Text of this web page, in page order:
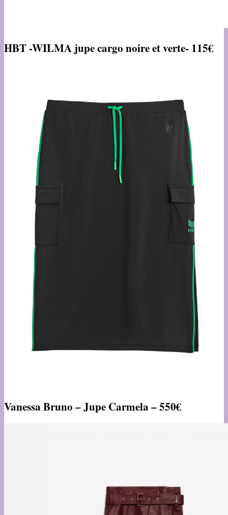
HBT -WILMA jupe cargo noire et verte- 115€
Vanessa Bruno – Jupe Carmela – 550€